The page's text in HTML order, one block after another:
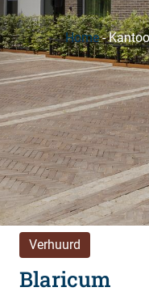
Home-
Verhuurd
Blaricum